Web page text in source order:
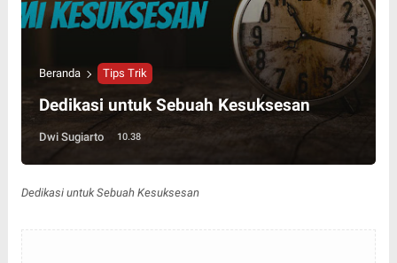
Beranda Tips Trik
Dedikasi untuk Sebuah Kesuksesan
Dwi Sugiarto 10.38
Dedikasi untuk Sebuah Kesuksesan